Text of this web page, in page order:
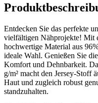
Entdecken Sie das perfekte
vielfältigen Nähprojekte! Mit
hochwertige Material aus
ideale Wahl. Genießen Sie
Komfort und Dehnbarkeit.
g/m² macht den Jersey-Stoff
Haut und zugleich robust
standzuhalten.